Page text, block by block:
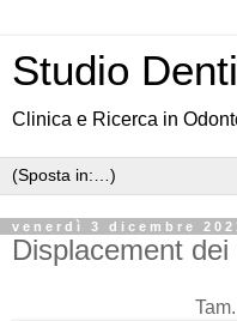
Studio
Clinica e Ricerca in
venerdì 3 dicembre
Displacement